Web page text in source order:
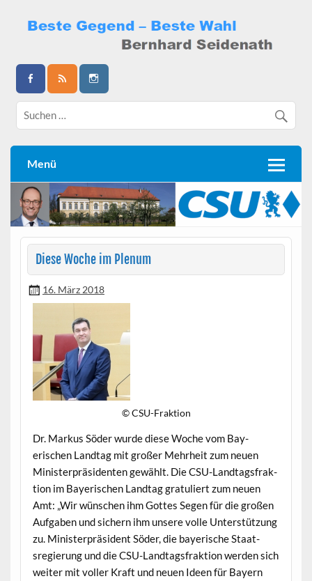
content
Bernhard Seidenath
Menü
Diese Woche im Plenum
16. März 2018
© CSU-Frak­tion
Dr. Markus Söder wurde diese Woche vom Bay­
erischen Land­tag mit großer Mehrheit zum neuen
Min­is­ter­präsi­den­ten gewählt. Die CSU-Land­tags­frak­
tion im Bay­erischen Land­tag grat­uliert zum neuen
Amt: „Wir wün­schen ihm Gottes Segen für die großen
Auf­gaben und sich­ern ihm unsere volle Unter­stützung
zu. Min­is­ter­präsi­dent Söder, die bay­erische Staat­
sregierung und die CSU-Land­tags­frak­tion wer­den sich
weit­er mit voller Kraft und neuen Ideen für Bay­ern